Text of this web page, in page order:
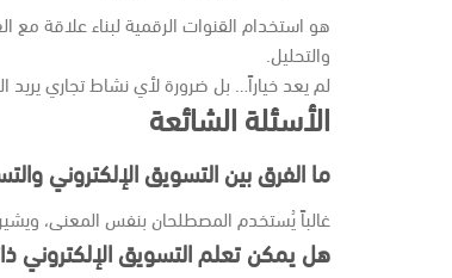
هو استخدام القنوات الرقمية لبناء علاقة مع
والتحليل.
لم يعد خياراً… بل ضرورة لأي نشاط تجاري يريد
الأسئلة الشائعة
ما الفرق بين التسويق الإلكتروني
غالباً يُستخدم المصطلحان بنفس المعنى،
هل يمكن تعلم التسويق الإلكتروني